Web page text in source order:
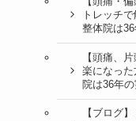
トレッチ
整体院は36
【頭痛、
楽になっ
院は36年の
【ブログ